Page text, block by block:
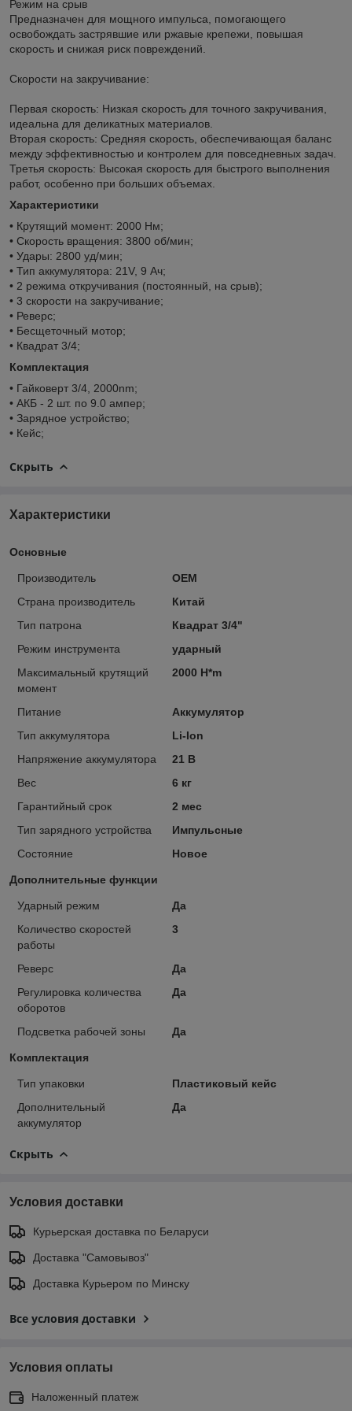
Режим на срыв
Предназначен для мощного импульса, помогающего
освобождать застрявшие или ржавые крепежи, повышая
скорость и снижая риск повреждений.
Скорости на закручивание:
Первая скорость: Низкая скорость для точного закручивания,
идеальна для деликатных материалов.
Вторая скорость: Средняя скорость, обеспечивающая баланс
между эффективностью и контролем для повседневных задач.
Третья скорость: Высокая скорость для быстрого выполнения
работ, особенно при больших объемах.
Характеристики
• Крутящий момент: 2000 Нм;
• Скорость вращения: 3800 об/мин;
• Удары: 2800 уд/мин;
• Тип аккумулятора: 21V, 9 Ач;
• 2 режима откручивания (постоянный, на срыв);
• 3 скорости на закручивание;
• Реверс;
• Бесщеточный мотор;
• Квадрат 3/4;
Комплектация
• Гайковерт 3/4, 2000nm;
• АКБ - 2 шт. по 9.0 ампер;
• Зарядное устройство;
• Кейс;
Скрыть
Характеристики
Основные
Производитель
OEM
Страна производитель
Китай
Тип патрона
Квадрат 3/4"
Режим инструмента
ударный
Максимальный крутящий
момент
2000 H*m
Питание
Аккумулятор
Тип аккумулятора
Li-Ion
Напряжение аккумулятора
21 В
Вес
6 кг
Гарантийный срок
2 мес
Тип зарядного устройства
Импульсные
Состояние
Новое
Дополнительные функции
Ударный режим
Да
Количество скоростей
работы
3
Реверс
Да
Регулировка количества
оборотов
Да
Подсветка рабочей зоны Да
Комплектация
Тип упаковки
Пластиковый кейс
Дополнительный
аккумулятор
Да
Скрыть
Условия доставки
Курьерская доставка по Беларуси
Доставка "Самовывоз"
Доставка Курьером по Минску
Все условия доставки
Условия оплаты
Наложенный платеж